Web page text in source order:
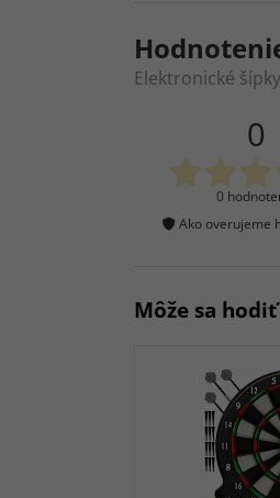
Elektronické
0
0
Ako overujeme
Môže sa hodiť